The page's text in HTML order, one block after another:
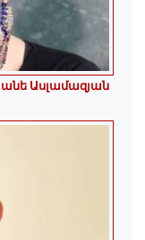
Ասլամազյան